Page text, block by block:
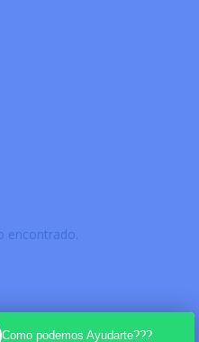
encontrado.
Como podemos Ayudarte???